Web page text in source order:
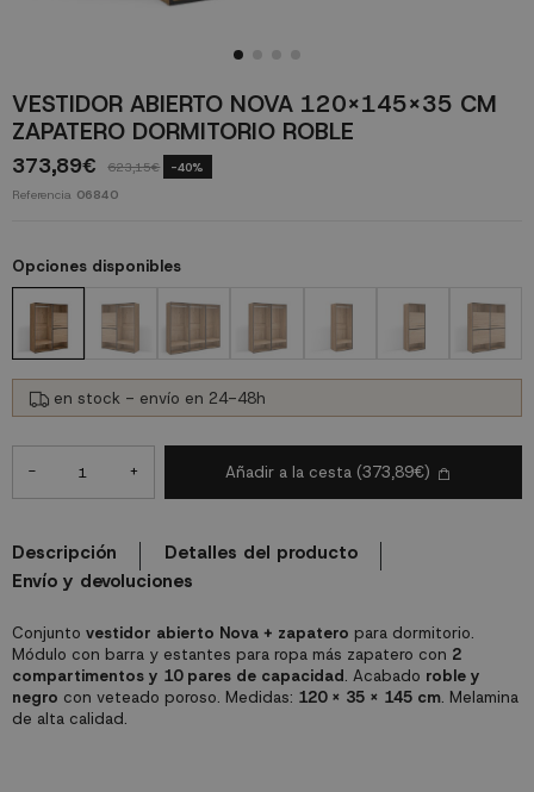
VESTIDOR ABIERTO NOVA 120X145X35 CM
ZAPATERO DORMITORIO ROBLE
373,89€ 623,15€ -40%
Referencia 06840
Conjunto vestidor abierto Nova + zapatero para dormitorio.
Módulo con barra y estantes para ropa más zapatero con 2
compartimentos y 10 pares de capacidad. Acabado roble y
negro con veteado poroso. Medidas: 120 x 35 x 145 cm. Melamina
de alta calidad.
Opciones disponibles
en stock - envío en 24-48h
- + Añadir a la cesta (373,89€)
Descripción
Detalles del producto
Envío y devoluciones